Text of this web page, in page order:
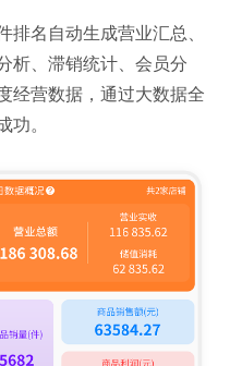
排名自动生成营业汇总、
析、滞销统计、会员分
经营数据，通过大数据全
功。